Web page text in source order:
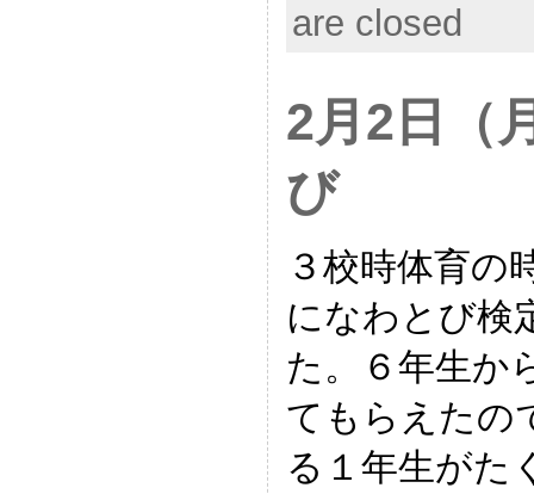
are closed
2月2日（
び
３校時体育の
になわとび検
た。６年生か
てもらえたの
る１年生がた